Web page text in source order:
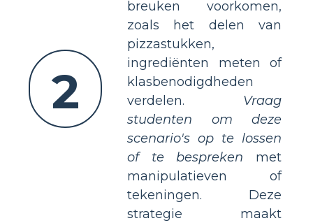
2
breuken voorkomen,
zoals het delen van
pizzastukken,
ingrediënten meten of
klasbenodigdheden
verdelen. Vraag
studenten om deze
scenario's op te lossen
of te bespreken met
manipulatieven of
tekeningen. Deze
strategie maakt